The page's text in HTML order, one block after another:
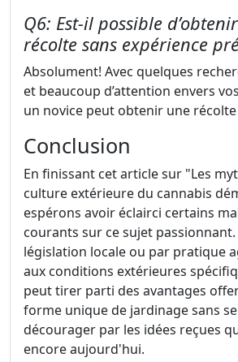
Q6: Est-il possible
récolte sans expérience
Absolument! Avec quelques
et beaucoup d’attention envers
un novice peut obtenir une
Conclusion
En finissant cet article sur "Les
culture extérieure du cannabis
espérons avoir éclairci certains
courants sur ce sujet
législation locale ou par pratique
aux conditions extérieures
peut tirer parti des avantages
forme unique de jardinage sans
décourager par les idées reçues
encore aujourd'hui.